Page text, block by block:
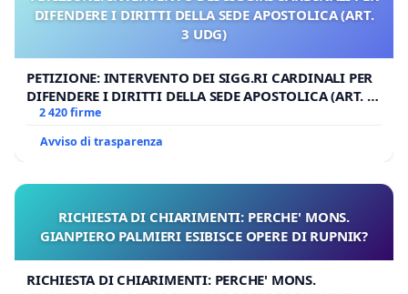
DIFENDERE I DIRITTI DELLA SEDE APOSTOLICA (ART.
3 UDG)
PETIZIONE: INTERVENTO DEI SIGG.RI CARDINALI PER
DIFENDERE I DIRITTI DELLA SEDE APOSTOLICA (ART. 3
UDG)
2 420 firme
Avviso di trasparenza
RICHIESTA DI CHIARIMENTI: PERCHE' MONS.
GIANPIERO PALMIERI ESIBISCE OPERE DI RUPNIK?
RICHIESTA DI CHIARIMENTI: PERCHE' MONS.